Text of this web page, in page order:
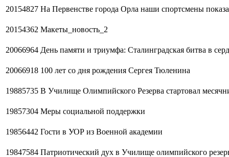
20154827 На Первенстве города Орла наши спортсмены
20154362 Макеты_новость_2
20066964 День памяти и триумфа: Сталинградская битва в
20066918 100 лет со дня рождения Сергея Тюленина
19885735 В Училище Олимпийского Резерва стартовал
19857304 Меры социальной поддержки
19856442 Гости в УОР из Военной академии
19847584 Патриотический дух в Училище олимпийского